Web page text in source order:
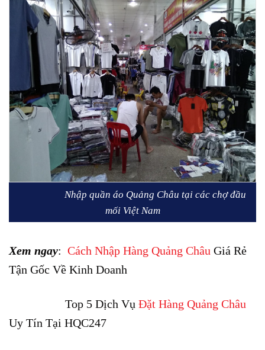
Nhập quần áo Quảng Châu tại các chợ đầu
mối Việt Nam
Xem ngay: Cách Nhập Hàng Quảng Châu Giá Rẻ
Tận Gốc Về Kinh Doanh
Top 5 Dịch Vụ Đặt Hàng Quảng Châu
Uy Tín Tại HQC247